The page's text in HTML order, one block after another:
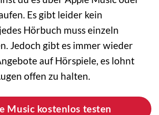
Es gibt leider kein
Hörbuch muss einzeln
Jedoch gibt es immer wieder
auf Hörspiele, es lohnt
offen zu halten.
Music kostenlos testen